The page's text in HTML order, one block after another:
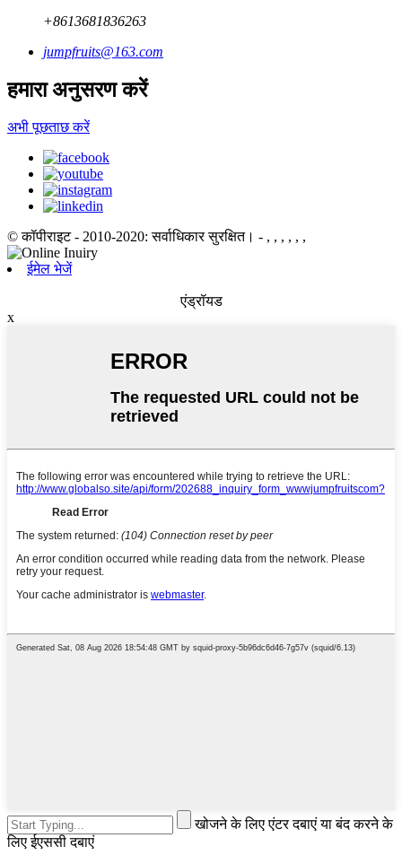
+8613681836263
jumpfruits@163.com
हमारा अनुसरण करें
अभी पूछताछ करें
© कॉपीराइट - 2010-2020: सर्वाधिकार सुरक्षित। - , , , , , ,
ईमेल भेजें
एंड्रॉयड
x
खोजने के लिए एंटर दबाएं या बंद करने के
लिए ईएससी दबाएं